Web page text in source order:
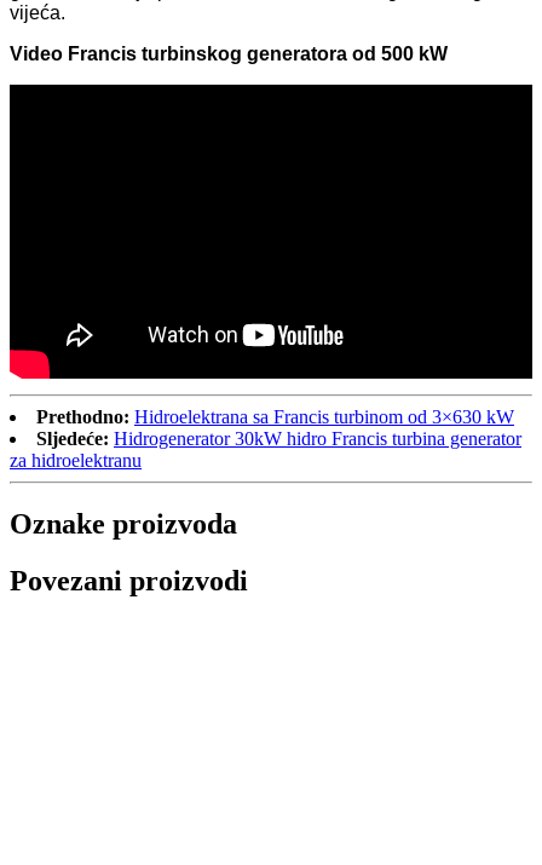
vijeća.
Video Francis turbinskog generatora od 500 kW
Prethodno: Hidroelektrana sa Francis turbinom od 3×630 kW
Sljedeće: Hidrogenerator 30kW hidro Francis turbina generator
za hidroelektranu
Oznake proizvoda
Povezani proizvodi